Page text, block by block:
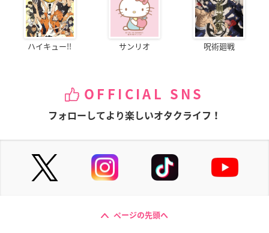
ハイキュー!! サンリオ 呪術廻戦
OFFICIAL SNS
フォローしてより楽しいオタクライフ！
ページの先頭へ